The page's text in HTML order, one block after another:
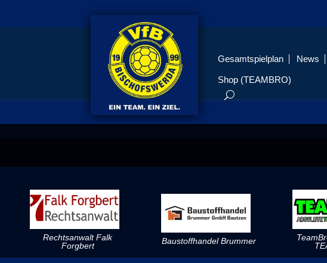
Gesamtspielplan News
Shop (TEAMBRO)
Rechtsanwalt Falk
Forgbert
Baustoffhandel Brummer